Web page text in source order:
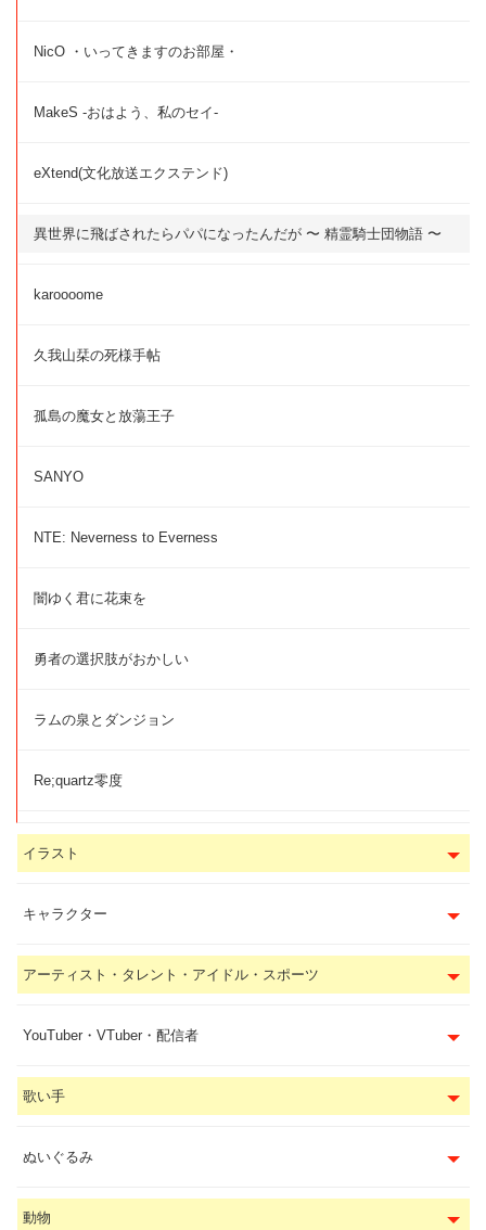
NicO ・いってきますのお部屋・
MakeS -おはよう、私のセイ-
eXtend(文化放送エクステンド)
異世界に飛ばされたらパパになったんだが 〜 精霊騎士団物語 〜
karoooome
久我山栞の死様手帖
孤島の魔女と放蕩王子
SANYO
NTE: Neverness to Everness
闇ゆく君に花束を
勇者の選択肢がおかしい
ラムの泉とダンジョン
Re;quartz零度
イラスト
キャラクター
アーティスト・タレント・アイドル・スポーツ
YouTuber・VTuber・配信者
歌い手
ぬいぐるみ
動物